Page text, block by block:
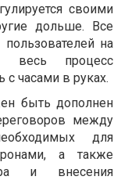
своими
дольше. Все
на
весь процесс
с часами в руках.
быть дополнен
между
для
а также
и внесения